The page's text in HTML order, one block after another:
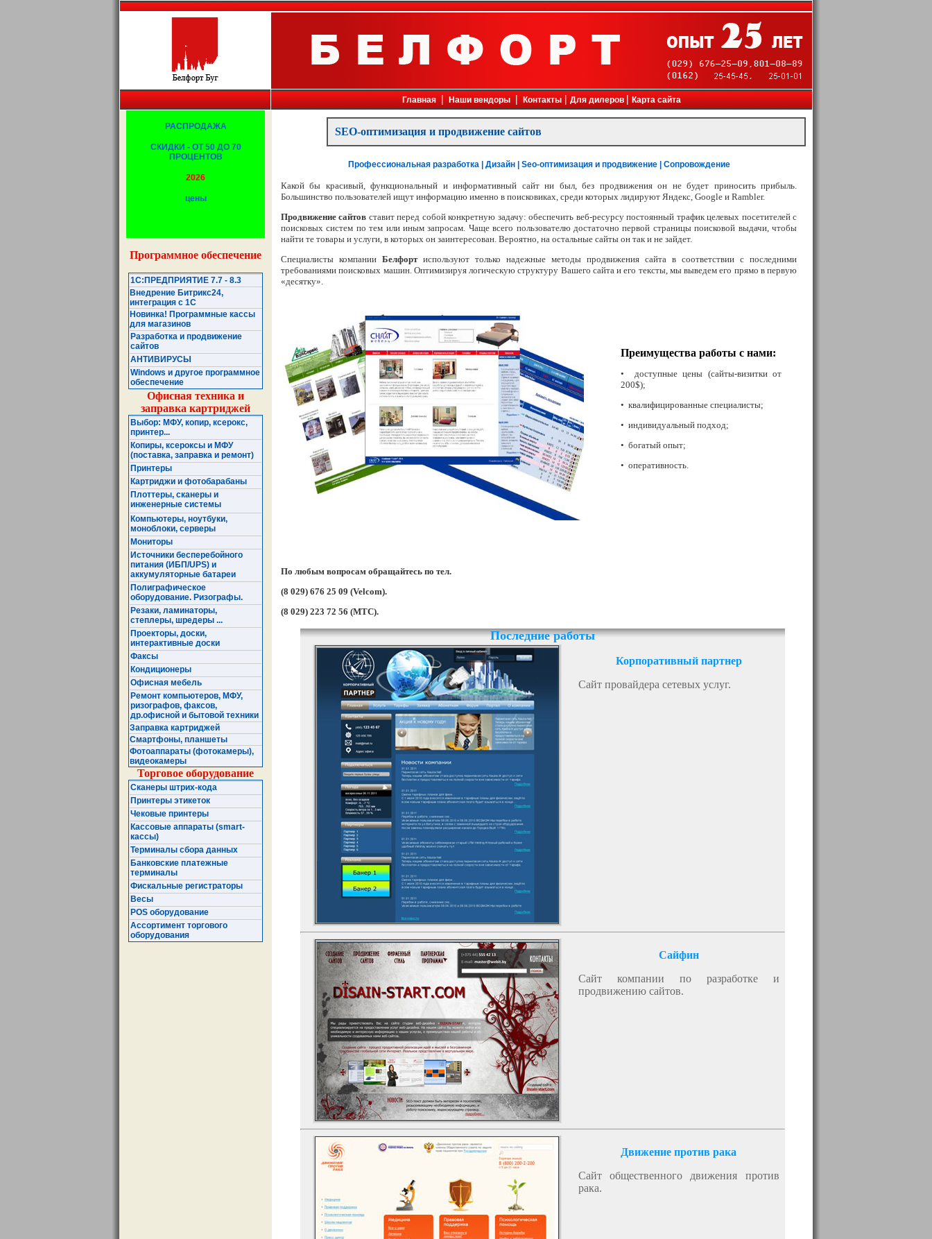
Главная | Наши вендоры |Контакты |Для дилеров|Карта сайта
РАСПРОДАЖА
СКИДКИ - ОТ 50 ДО 70
ПРОЦЕНТОВ
2026
цены
Программное обеспечение
1С:ПРЕДПРИЯТИЕ 7.7 - 8.3
Внедрение Битрикс24,
интеграция с 1С
Новинка! Программные кассы
для магазинов
Разработка и продвижение
сайтов
АНТИВИРУСЫ
Windows и другое программное
обеспечение
Офисная техника и
заправка картриджей
Выбор: МФУ, копир, ксерокс,
принтер...
Копиры, ксероксы и МФУ
(поставка, заправка и ремонт)
Принтеры
Картриджи и фотобарабаны
Плоттеры, сканеры и
инженерные системы
Компьютеры, ноутбуки,
моноблоки, серверы
Мониторы
Источники бесперебойного
питания (ИБП/UPS) и
аккумуляторные батареи
Полиграфическое
оборудование. Ризографы.
Резаки, ламинаторы,
степлеры, шредеры ...
Проекторы, доски,
интерактивные доски
Факсы
Кондиционеры
Офисная мебель
Ремонт компьютеров, МФУ,
ризографов, факсов,
др.офисной и бытовой техники
Заправка картриджей
Смартфоны, планшеты
Фотоаппараты (фотокамеры),
видеокамеры
Торговое оборудование
Сканеры штрих-кода
Принтеры этикеток
Чековые принтеры
Кассовые аппараты (smart-
кассы)
Терминалы сбора данных
Банковские платежные
терминалы
Фискальные регистраторы
Весы
POS оборудование
Ассортимент торгового
оборудования
SEO-оптимизация и продвижение сайтов
Профессиональная разработка | Дизайн | Seo-оптимизация и продвижение | Cопровождение
Какой бы красивый, функциональный и информативный сайт ни был, без продвижения он не будет приносить прибыль.
Большинство пользователей ищут информацию именно в поисковиках, среди которых лидируют Яндекс, Google и Rambler.
Продвижение сайтов ставит перед собой конкретную задачу: обеспечить веб-ресурсу постоянный трафик целевых посетителей с
поисковых систем по тем или иным запросам. Чаще всего пользователю достаточно первой страницы поисковой выдачи, чтобы
найти те товары и услуги, в которых он заинтересован. Вероятно, на остальные сайты он так и не зайдет.
Специалисты компании Белфортиспользуют только надежные методы продвижения сайта в соответствии с последними
требованиями поисковых машин. Оптимизируя логическую структуру Вашего сайта и его тексты, мы выведем его прямо в первую
«десятку».
Преимущества работы с нами:
• доступные цены (сайты-визитки от
200$);
• квалифицированные специалисты;
• индивидуальный подход;
• богатый опыт;
• оперативность.
По любым вопросам обращайтесь по тел.
(8 029) 676 25 09 (Velcom).
(8 029) 223 72 56 (МТС).
Последние работы
Корпоративный партнер
Сайт провайдера сетевых услуг.
Сайфин
Сайт компании по разработке и
продвижению сайтов.
Движение против рака
Сайт общественного движения против
рака.